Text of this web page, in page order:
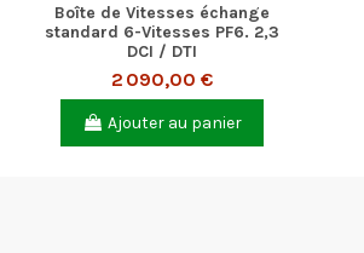
Boîte de Vitesses échange
standard 6-Vitesses PF6. 2,3
DCI / DTI
2 090,00 €
Ajouter au panier